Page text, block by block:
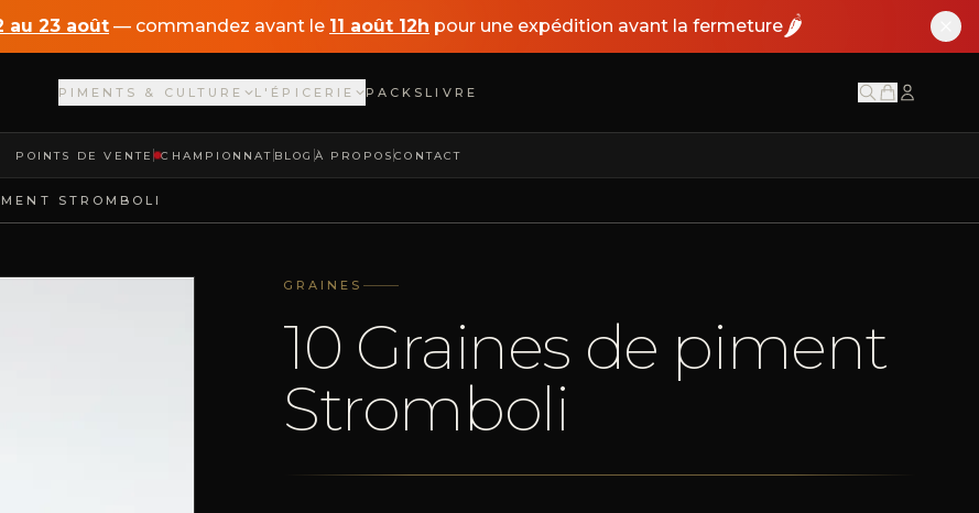
au 23 août — commandez avant le 11 août 12h pour une expédition avant la fermeture🌶️
PIMENTS & CULTURE L'ÉPICERIE PACKS LIVRE
POINTS DE VENTE CHAMPIONNAT BLOG À PROPOS CONTACT
STROMBOLI
GRAINES
10 Graines de piment
Stromboli